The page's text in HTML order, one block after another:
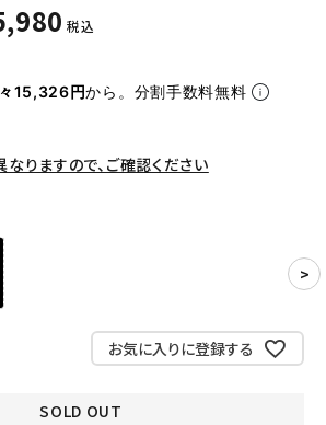
税込
15,326円から。分割手数料無料
りますので、ご確認ください
お気に入りに登録する
SOLD OUT